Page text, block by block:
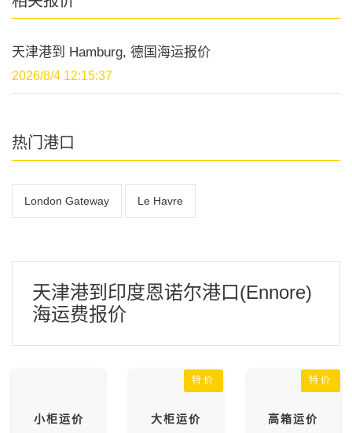
天津港到 Hamburg, 德国海运报价
2026/8/4 12:15:37
热门港口
London Gateway Le Havre
天津港到印度恩诺尔港口(Ennore)
海运费报价
小柜运价
特价
大柜运价
特价
高箱运价